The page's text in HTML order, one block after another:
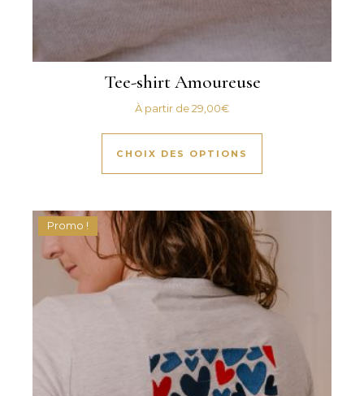
Tee-shirt Amoureuse
À partir de29,00€
CHOIX DES OPTIONS
Ce produit a
Promo !